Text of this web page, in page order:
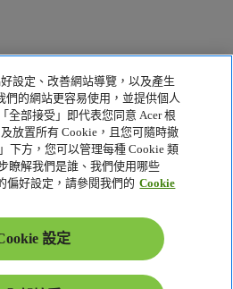
設定、改善網站導覽，以及產生
們的網站更容易使用，並提供個人
全部接受」即代表您同意 Acer 根
放置所有 Cookie，且您可隨時撤
下方，您可以管理每種 Cookie 類
瞭解我們是誰、我們使用哪些
偏好設定，請參閱我們的 Cookie
設定